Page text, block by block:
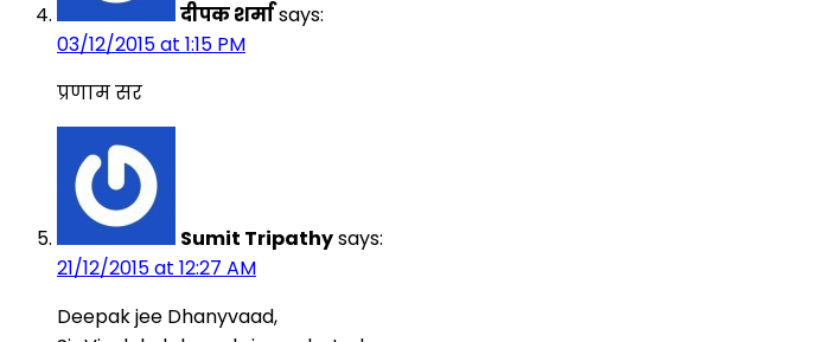
दीपक शर्माsays:
03/12/2015 at 1:15 PM
प्रणाम सर
Sumit Tripathysays:
21/12/2015 at 12:27 AM
Deepak jee Dhanyvaad,